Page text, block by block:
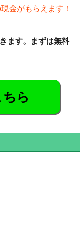
金がもらえます！
ます。まずは無料
ら